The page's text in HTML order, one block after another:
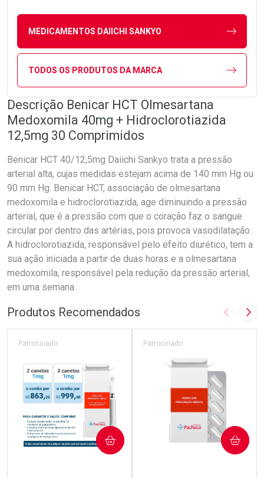
MEDICAMENTOS DAIICHI SANKYO
TODOS OS PRODUTOS DA MARCA
Descrição Benicar HCT Olmesartana
Medoxomila 40mg + Hidroclorotiazida
12,5mg 30 Comprimidos
Benicar HCT 40/12,5mg Daiichi Sankyo trata a pressão
arterial alta, cujas medidas estejam acima de 140 mm Hg ou
90 mm Hg. Benicar HCT, associação de olmesartana
medoxomila e hidroclorotiazida, age diminuindo a pressão
arterial, que é a pressão com que o coração faz o sangue
circular por dentro das artérias, pois provoca vasodilatação.
A hidroclorotiazida, responsável pelo efeito diurético, tem a
sua ação iniciada a partir de duas horas e a olmesartana
medoxomila, responsável pela redução da pressão arterial,
em uma semana.
Produtos Recomendados Imagem
Patrocinado
COMPRAR
Patrocinado
COMPRAR